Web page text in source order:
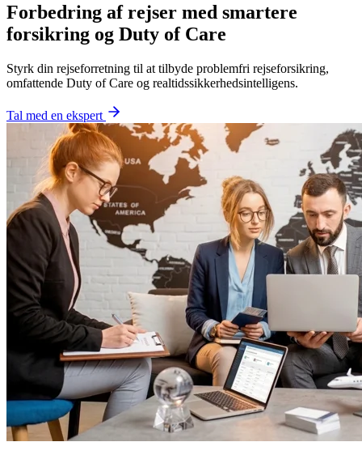
Forbedring af rejser med smartere
forsikring og Duty of Care
Styrk din rejseforretning til at tilbyde problemfri rejseforsikring,
omfattende Duty of Care og realtidssikkerhedsintelligens.
Tal med en ekspert